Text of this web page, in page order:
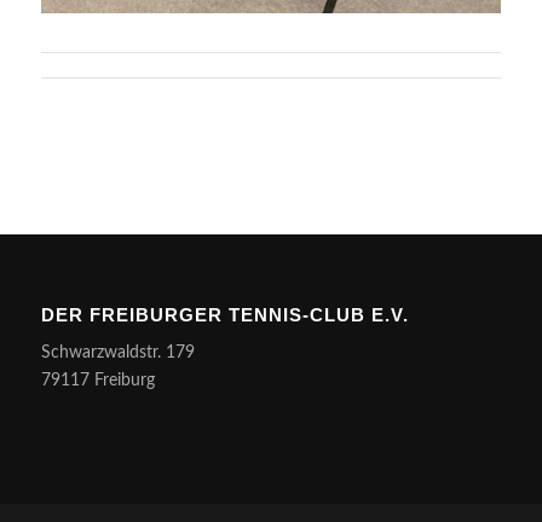
DER FREI­BUR­GER TEN­NIS-CLUB E.V.
Schwarz­wald­str. 179
79117 Freiburg